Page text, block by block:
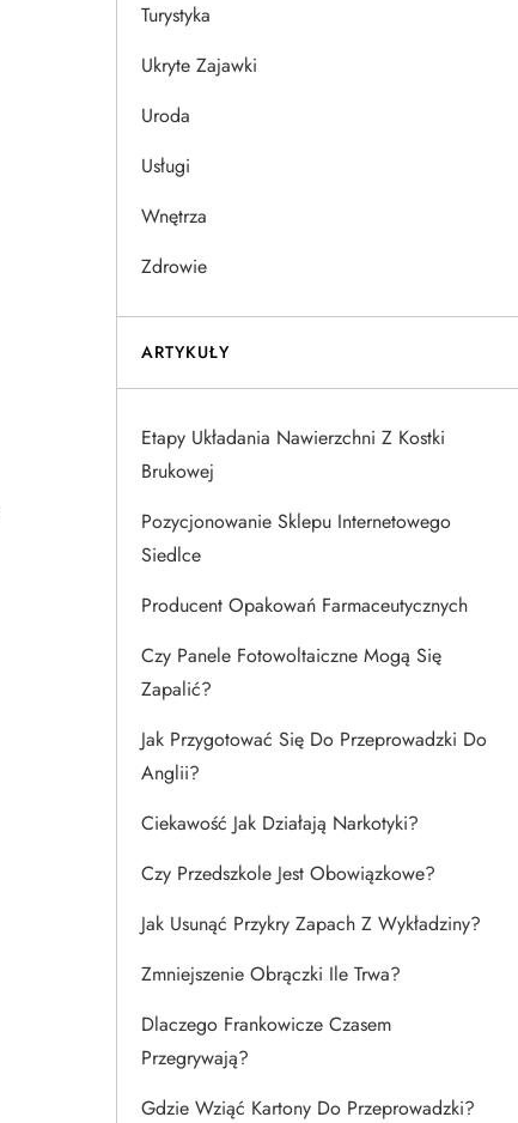
Turystyka
Ukryte Zajawki
Uroda
Usługi
Wnętrza
Zdrowie
ARTYKUŁY
Etapy Układania Nawierzchni Z Kostki
Brukowej
Pozycjonowanie Sklepu Internetowego
Siedlce
Producent Opakowań Farmaceutycznych
Czy Panele Fotowoltaiczne Mogą Się
Zapalić?
Jak Przygotować Się Do Przeprowadzki Do
Anglii?
Ciekawość Jak Działają Narkotyki?
Czy Przedszkole Jest Obowiązkowe?
Jak Usunąć Przykry Zapach Z Wykładziny?
Zmniejszenie Obrączki Ile Trwa?
Dlaczego Frankowicze Czasem
Przegrywają?
Gdzie Wziąć Kartony Do Przeprowadzki?